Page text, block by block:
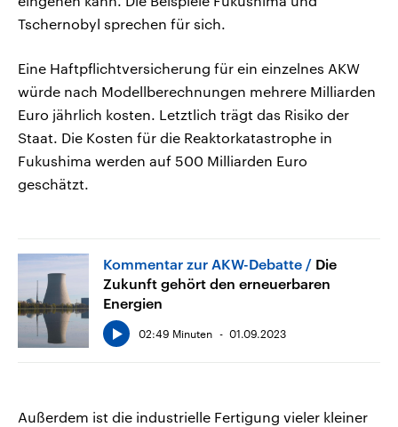
Tschernobyl sprechen für sich.
Eine Haftpflichtversicherung für ein einzelnes AKW
würde nach Modellberechnungen mehrere Milliarden
Euro jährlich kosten. Letztlich trägt das Risiko der
Staat. Die Kosten für die Reaktorkatastrophe in
Fukushima werden auf 500 Milliarden Euro
geschätzt.
Kommentar zur AKW-Debatte
Die
Zukunft gehört den erneuerbaren
Energien
02:49 Minuten 01.09.2023
Außerdem ist die industrielle Fertigung vieler kleiner